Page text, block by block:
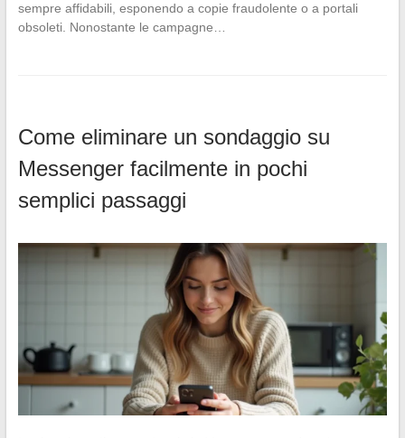
sempre affidabili, esponendo a copie fraudolente o a portali
obsoleti. Nonostante le campagne…
Come eliminare un sondaggio su
Messenger facilmente in pochi
semplici passaggi